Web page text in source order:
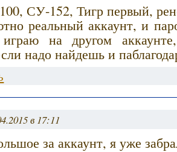
СУ-152, Тигр первый,
реальный аккаунт, и
на другом
надо найдешь и
в 17:11
за аккаунт, я уже